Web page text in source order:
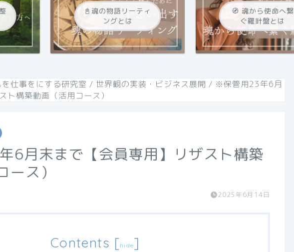
📓魂の物語リーティ
ングとは
🧭 魂から使命へ繋
ぐ羅針盤とは
仕事をにする研究室 / 世界観の実装・ビジネス展開 / ※保管用23年6月
ト構築動画（活用コース）
6月末まで【会員専用】リザスト構築
ース）
2025年6月14日
Contents [hide]